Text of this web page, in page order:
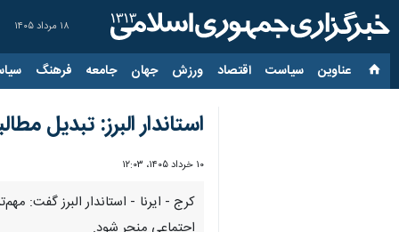
۱۸ مرداد ۱۴۰۵
عناوین‌ سیاست اقتصاد ورزش جهان جامعه فرهنگ
استاندار البرز: تبدیل
۱۰ خرداد ۱۴۰۵، ۱۲:۰۳